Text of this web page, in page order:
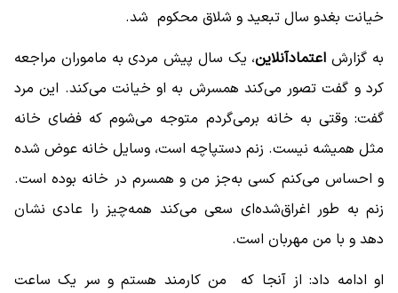
خیانت بغدو سال تبعید و شلاق محکوم شد.
به گزارش اعتمادآنلاین، یک سال پیش مردی به ماموران مراجعه
کرد و گفت تصور می‌کند همسرش به او خیانت می‌کند. این مرد
گفت: وقتی به خانه برمی‌گردم متوجه می‌شوم که فضای خانه
مثل همیشه نیست. زنم دستپاچه است، وسایل خانه عوض شده
و احساس می‌کنم کسی به‌جز من و همسرم در خانه بوده است.
زنم به طور اغراق‌شده‌ای سعی می‌کند همه‌چیز را عادی نشان
دهد و با من مهربان است.
او ادامه داد: از آنجا که من کارمند هستم و سر یک ساعت